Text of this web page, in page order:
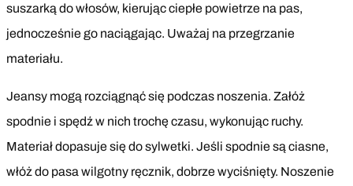
suszarką do włosów, kierując ciepłe powietrze na pas,
jednocześnie go naciągając. Uważaj na przegrzanie
materiału.
Jeansy mogą rozciągnąć się podczas noszenia. Załóż
spodnie i spędź w nich trochę czasu, wykonując ruchy.
Materiał dopasuje się do sylwetki. Jeśli spodnie są ciasne,
włóż do pasa wilgotny ręcznik, dobrze wyciśnięty. Noszenie